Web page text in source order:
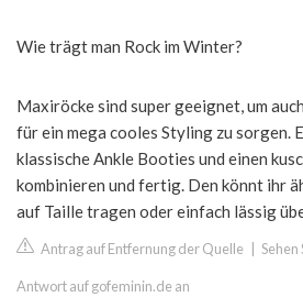
Wie trägt man Rock im Winter?
Maxiröcke sind super geeignet, um
für ein mega cooles Styling zu sorgen.
klassische Ankle Booties und einen
kombinieren und fertig. Den könnt ihr
auf Taille tragen oder einfach lässig
Antrag auf Entfernung der Quelle Sehen
Antwort auf gofeminin.de an